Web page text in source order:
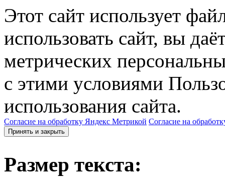
Этот сайт использует
использовать сайт, вы
метрических
с этими условиями
использования сайта.
Согласие на обработку Яндекс Метрикой Согласие на
Принять и закрыть
Размер текста: